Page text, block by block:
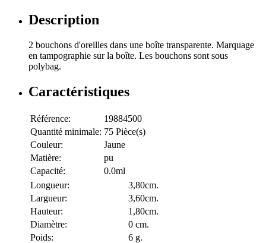
Description
2 bouchons d'oreilles dans une boîte transparente. Marquage
en tampographie sur la boîte. Les bouchons sont sous
polybag.
Caractéristiques
Référence:
19884500
Quantité minimale: 75 Pièce(s)
Couleur:
Jaune
Matière:
pu
Capacité:
0.0ml
Longueur:
3,80cm.
Largueur:
3,60cm.
Hauteur:
1,80cm.
Diamètre:
0 cm.
Poids:
6 g.